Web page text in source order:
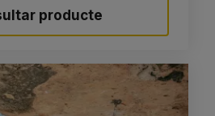
producte